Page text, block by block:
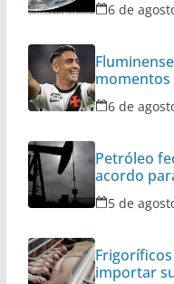
6 de
momentos
6 de
Petróleo
acordo
5 de
importar